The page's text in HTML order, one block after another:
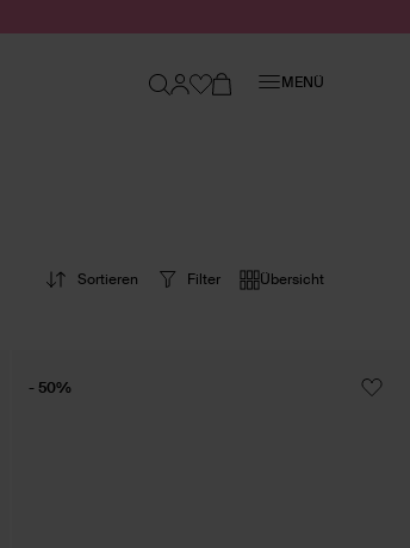
MENÜ
Filter Übersicht
Sortieren
- 50%